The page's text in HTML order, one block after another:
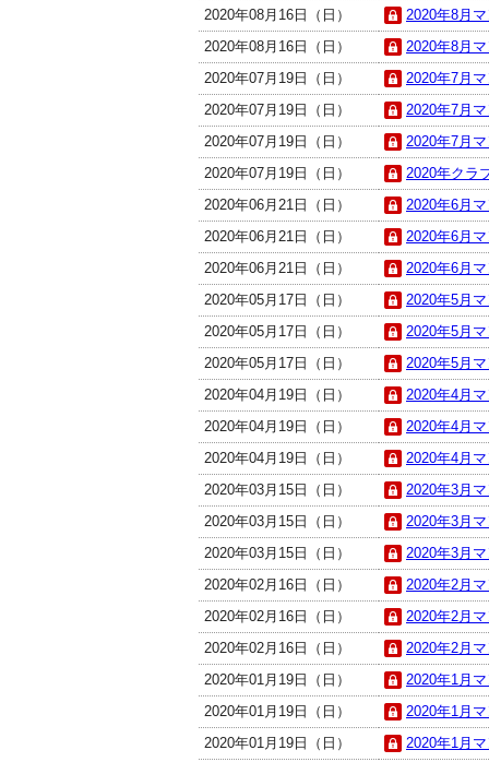
2020年08月16日（日）
2020年8月
2020年08月16日（日）
2020年8月
2020年07月19日（日）
2020年7月
2020年07月19日（日）
2020年7月
2020年07月19日（日）
2020年7月
2020年07月19日（日）
2020年クラ
2020年06月21日（日）
2020年6月
2020年06月21日（日）
2020年6月
2020年06月21日（日）
2020年6月
2020年05月17日（日）
2020年5月
2020年05月17日（日）
2020年5月
2020年05月17日（日）
2020年5月
2020年04月19日（日）
2020年4月
2020年04月19日（日）
2020年4月
2020年04月19日（日）
2020年4月
2020年03月15日（日）
2020年3月
2020年03月15日（日）
2020年3月
2020年03月15日（日）
2020年3月
2020年02月16日（日）
2020年2月
2020年02月16日（日）
2020年2月
2020年02月16日（日）
2020年2月
2020年01月19日（日）
2020年1月
2020年01月19日（日）
2020年1月
2020年01月19日（日）
2020年1月